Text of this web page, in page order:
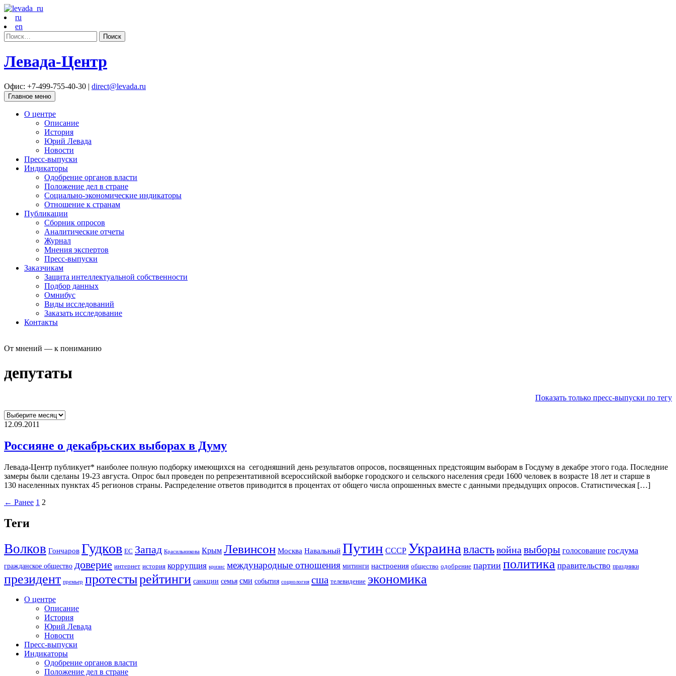
ru
en
Найти:
Левада-Центр
Офис: +7-499-755-40-30 | direct@levada.ru
Главное меню
О центре
Описание
История
Юрий Левада
Новости
Пресс-выпуски
Индикаторы
Одобрение органов власти
Положение дел в стране
Социально-экономические индикаторы
Отношение к странам
Публикации
Сборник опросов
Аналитические отчеты
Журнал
Мнения экспертов
Пресс-выпуски
Заказчикам
Защита интеллектуальной собственности
Подбор данных
Омнибус
Виды исследований
Заказать исследование
Контакты
От мнений — к пониманию
депутаты
Показать только пресс-выпуски по тегу
12.09.2011
Россияне о декабрьских выборах в Думу
Левада-Центр публикует* наиболее полную подборку имеющихся на сегодняшний день результатов опросов, посвященных предстоящим выборам в Госдуму в декабре этого года. Последние
замеры были сделаны 19-23 августа. Опрос был проведен по репрезентативной всероссийской выборке городского и сельского населения среди 1600 человек в возрасте 18 лет и старше в
130 населенных пунктах 45 регионов страны. Распределение ответов приводится в процентах от общего числа опрошенных вместе с данными предыдущих опросов. Статистическая […]
← Ранее 1 2
Теги
Волков Гончаров Гудков ЕС Запад Красильникова Крым Левинсон Москва Навальный Путин СССР Украина властьвойна выборы голосование госдума
гражданское общество доверие интернет история коррупция кризис международные отношения митинги настроения общество одобрение партии политика правительство праздники
президент премьер протестырейтинги санкции семья сми события социология сша телевидение экономика
О центре
Описание
История
Юрий Левада
Новости
Пресс-выпуски
Индикаторы
Одобрение органов власти
Положение дел в стране